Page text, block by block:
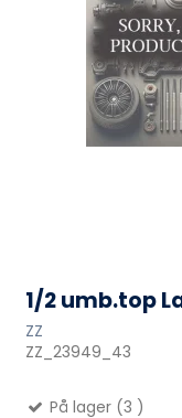
1/2 umb.top
ZZ
ZZ_23949_43
På lager (3 )